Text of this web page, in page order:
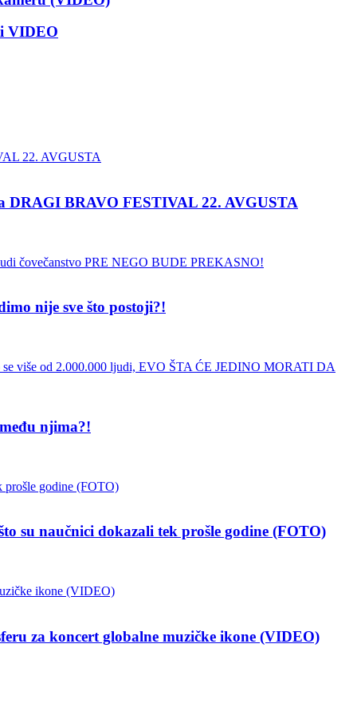
VIDEO
DRAGI BRAVO FESTIVAL 22. AVGUSTA
nije sve što postoji?!
njima?!
naučnici dokazali tek prošle godine (FOTO)
za koncert globalne muzičke ikone (VIDEO)